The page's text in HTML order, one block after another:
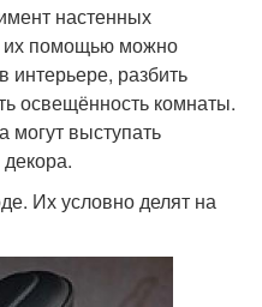
настенных
их помощью можно
интерьере, разбить
освещённость комнаты.
могут выступать
Их условно делят на